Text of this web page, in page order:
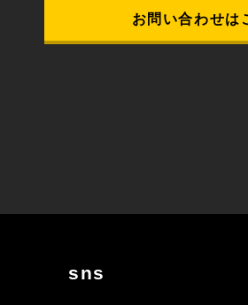
お問い合わせは
sns